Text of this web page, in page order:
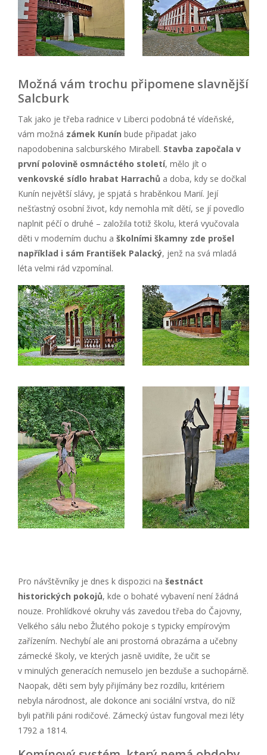
Možná vám trochu připomene slavnější
Salcburk
Tak jako je třeba radnice v Liberci podobná té vídeňské,
vám možná zámek Kunín bude připadat jako
napodobenina salcburského Mirabell. Stavba započala v
první polovině osmnáctého století, mělo jít o
venkovské sídlo hrabat Harrachů a doba, kdy se dočkal
Kunín největší slávy, je spjatá s hraběnkou Marií. Její
nešťastný osobní život, kdy nemohla mít dětí, se jí povedlo
naplnit péčí o druhé – založila totiž školu, která vyučovala
děti v moderním duchu a školními škamny zde prošel
například i sám František Palacký, jenž na svá mladá
léta velmi rád vzpomínal.
Pro návštěvníky je dnes k dispozici na šestnáct
historických pokojů, kde o bohaté vybavení není žádná
nouze. Prohlídkové okruhy vás zavedou třeba do Čajovny,
Velkého sálu nebo Žlutého pokoje s typicky empírovým
zařízením. Nechybí ale ani prostorná obrazárna a učebny
zámecké školy, ve kterých jasně uvidíte, že učit se
v minulých generacích nemuselo jen bezduše a suchopárně.
Naopak, děti sem byly přijímány bez rozdílu, kritériem
nebyla národnost, ale dokonce ani sociální vrstva, do níž
byli patřili páni rodičové. Zámecký ústav fungoval mezi léty
1792 a 1814.